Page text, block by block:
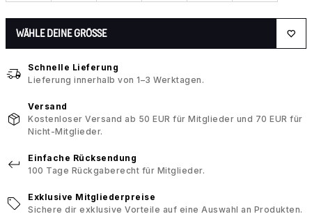
WÄHLE DEINE GRÖSSE
Schnelle Lieferung
Lieferung innerhalb von 1–3 Werktagen.
Versand
Kostenloser Versand ab 50 EUR für Mitglieder und 70 EUR für
Nicht-Mitglieder.
Einfache Rücksendung
100 Tage Rückgaberecht für Mitglieder.
Exklusive Mitgliederpreise
Sichere dir exklusive Vorteile auf eine Auswahl an Produkten.